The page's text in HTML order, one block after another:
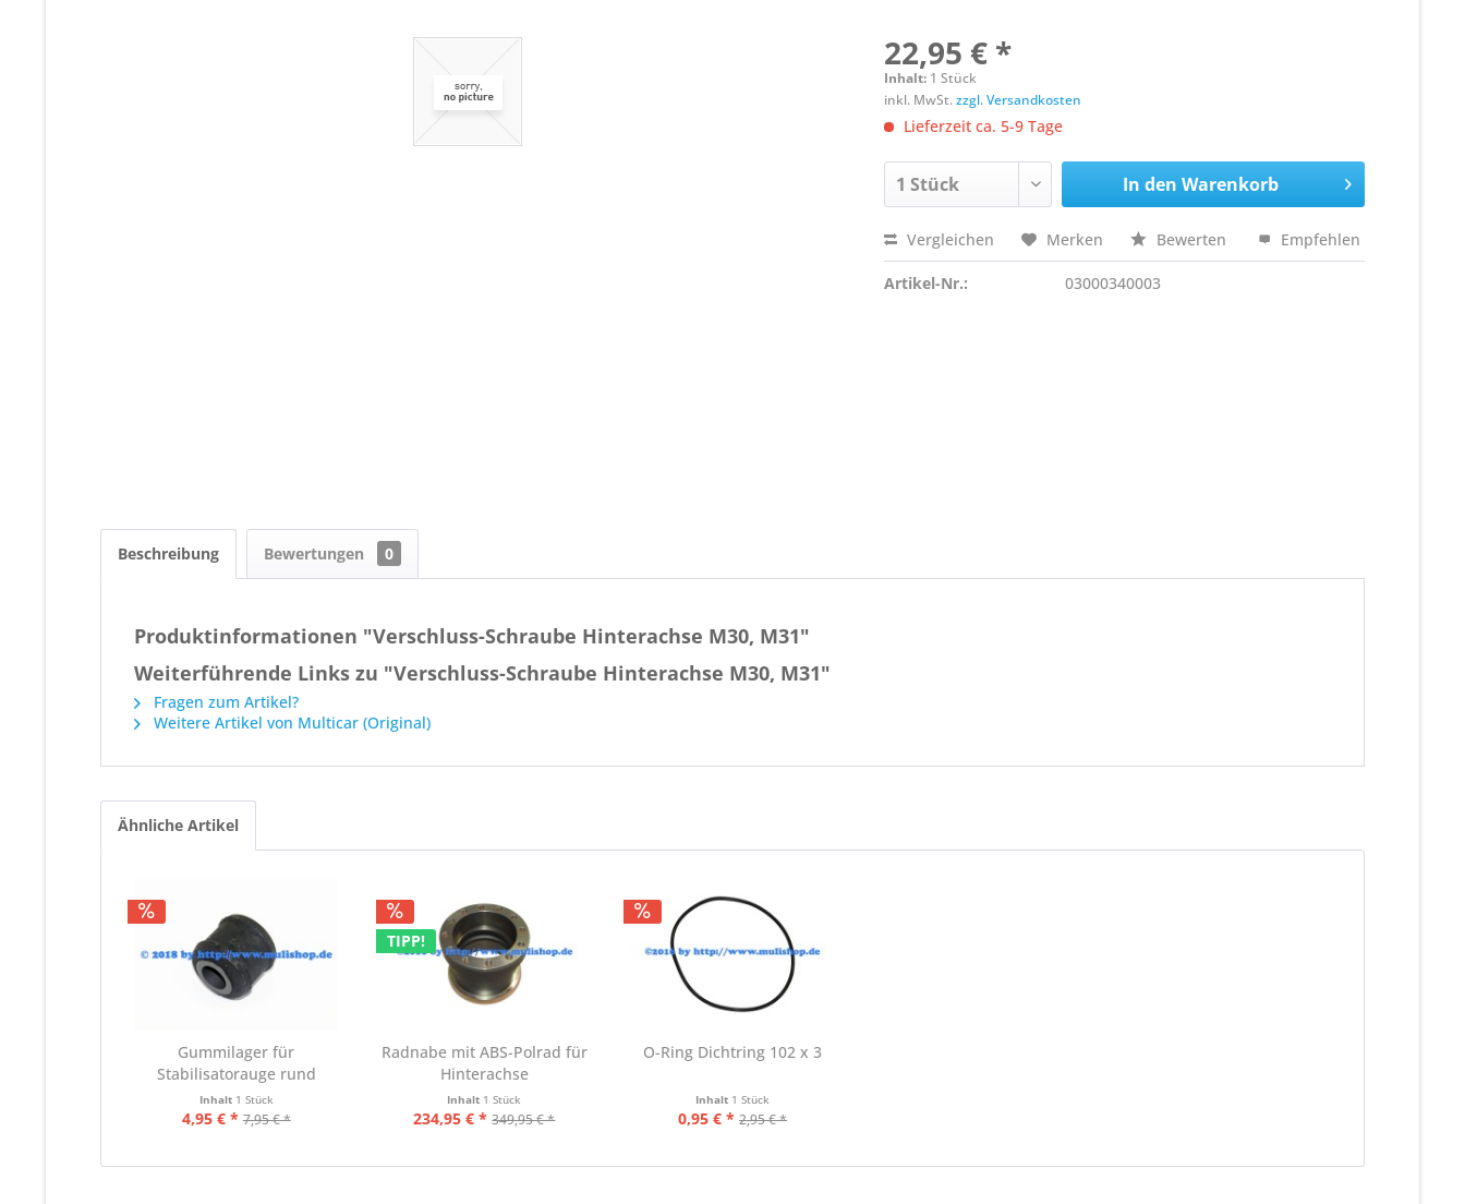
22,95 € *
Inhalt: 1 Stück
inkl. MwSt.zzgl. Versandkosten
Lieferzeit ca. 5-9 Tage
In den Warenkorb
Vergleichen Merken Bewerten Empfehlen
Artikel-Nr.: 03000340003
Beschreibung Bewertungen 0
Produktinformationen "Verschluss-Schraube Hinterachse M30, M31"
Weiterführende Links zu "Verschluss-Schraube Hinterachse M30, M31"
Fragen zum Artikel?
Weitere Artikel von Multicar (Original)
Ähnliche Artikel
Gummilager für
Stabilisatorauge rund
Inhalt 1 Stück
4,95 € * 7,95 € *
TIPP!
Radnabe mit ABS-Polrad für
Hinterachse
Inhalt 1 Stück
234,95 € * 349,95 € *
O-Ring Dichtring 102 x 3
Inhalt 1 Stück
0,95 € * 2,95 € *